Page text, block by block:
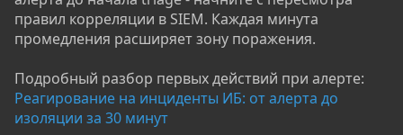
правил корреляции в SIEM. Каждая минута
промедления расширяет зону поражения.
Подробный разбор первых действий при алерте:
Реагирование на инциденты ИБ: от алерта до
изоляции за 30 минут